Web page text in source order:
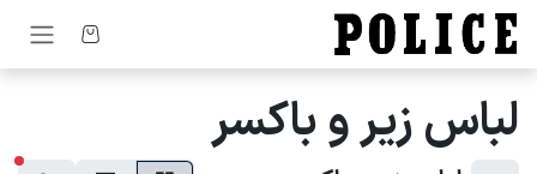
صرف نظر و مشاهده محتوا
لباس زیر و باکسر